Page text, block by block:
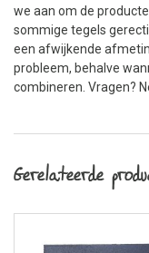
we aan om de
sommige tegels
een afwijkende
probleem, behalve
combineren. Vragen?
Gerelateerde